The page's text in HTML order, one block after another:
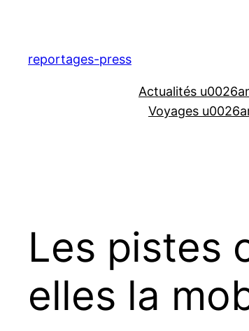
contenu
reportages-press
Actualités
Voyages
Les pistes
elles la